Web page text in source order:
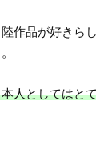
作品が好きら
人としてはと